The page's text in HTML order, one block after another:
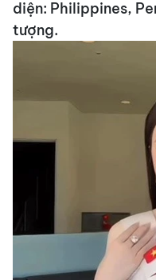
diện: Philippines,
tượng.